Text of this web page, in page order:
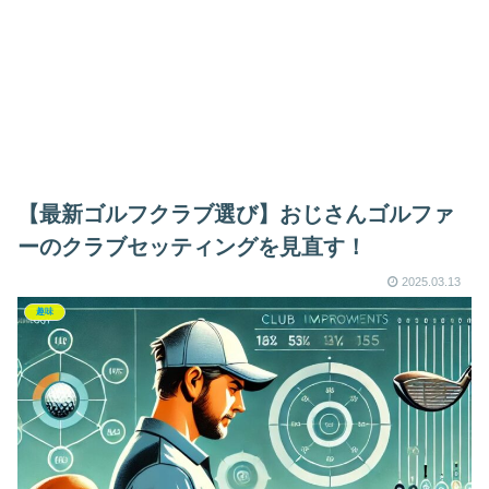
【最新ゴルフクラブ選び】おじさんゴルファ
ーのクラブセッティングを見直す！
2025.03.13
趣味